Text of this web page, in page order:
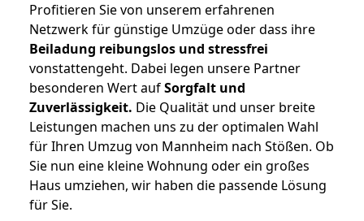
Profitieren Sie von unserem erfahrenen
Netzwerk für günstige Umzüge oder dass ihre
Beiladung reibungslos und stressfrei
vonstattengeht. Dabei legen unsere Partner
besonderen Wert aufSorgfalt und
Zuverlässigkeit. Die Qualität und unser breite
Leistungen machen uns zu der optimalen Wahl
für Ihren Umzug von Mannheim nach Stößen. Ob
Sie nun eine kleine Wohnung oder ein großes
Haus umziehen, wir haben die passende Lösung
für Sie.